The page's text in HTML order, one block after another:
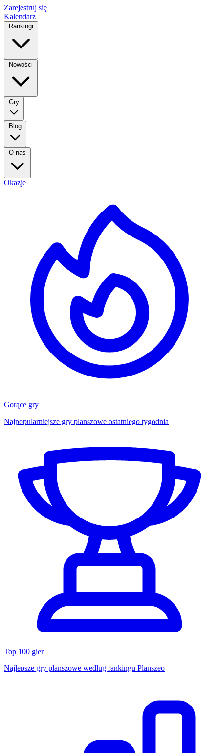
Zarejestruj się
Kalendarz
Rankingi
Nowości
Gry
Blog
O nas
Okazje
Gorące gry
Najpopularniejsze gry planszowe ostatniego tygodnia
Top 100 gier
Najlepsze gry planszowe według rankingu Planszeo